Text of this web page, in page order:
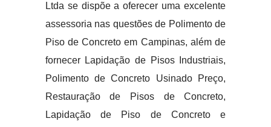
Ltda se dispõe a oferecer uma excelente
assessoria nas questões de Polimento de
Piso de Concreto em Campinas, além de
fornecer Lapidação de Pisos Industriais,
Polimento de Concreto Usinado Preço,
Restauração de Pisos de Concreto,
Lapidação de Piso de Concreto e